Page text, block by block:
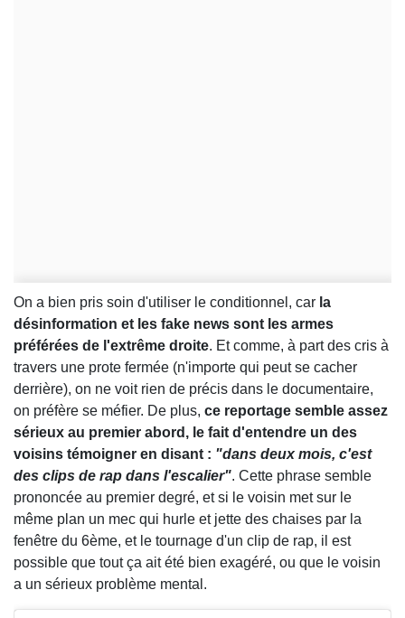
On a bien pris soin d'utiliser le conditionnel, car la
désinformation et les fake news sont les armes
préférées de l'extrême droite. Et comme, à part des cris à
travers une prote fermée (n'importe qui peut se cacher
derrière), on ne voit rien de précis dans le documentaire,
on préfère se méfier. De plus, ce reportage semble assez
sérieux au premier abord, le fait d'entendre un des
voisins témoigner en disant : "dans deux mois, c'est
des clips de rap dans l'escalier". Cette phrase semble
prononcée au premier degré, et si le voisin met sur le
même plan un mec qui hurle et jette des chaises par la
fenêtre du 6ème, et le tournage d'un clip de rap, il est
possible que tout ça ait été bien exagéré, ou que le voisin
a un sérieux problème mental.